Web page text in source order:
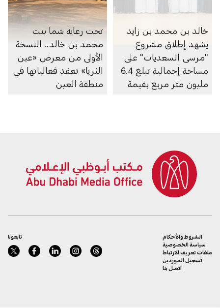
خالد بن محمد بن زايد
يشهد إطلاق مشروع
"مرسى السعديات" على
مساحة إجمالية تبلغ 6.4
مليون متر مربع بقيمة
تحت رعاية شما بنت
محمد بن خالد.. النسخة
الأولى من معرض «عين
الثريا» تعقد فعالياتها في
منطقة العين
تابعونا
الشروط والأحكام
سياسة الخصوصية
ملفات تعريف الارتباط
تسجيل الموردين
اتصل بنا